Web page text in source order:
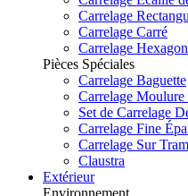
Carrelage
Carrelage Carré
Carrelage
Pièces Spéciales
Carrelage Baguette
Carrelage
Set de Carrelage
Carrelage Fine
Carrelage Sur
Claustra
Extérieur
Environnement